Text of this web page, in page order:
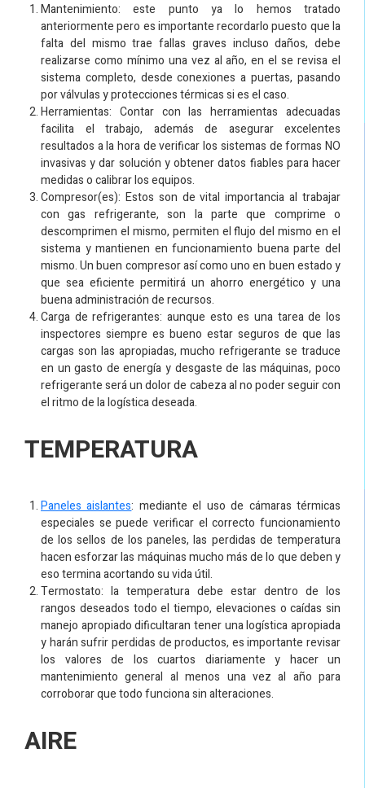
Mantenimiento: este punto ya lo hemos tratado
anteriormente pero es importante recordarlo puesto que la
falta del mismo trae fallas graves incluso daños, debe
realizarse como mínimo una vez al año, en el se revisa el
sistema completo, desde conexiones a puertas, pasando
por válvulas y protecciones térmicas si es el caso.
Herramientas: Contar con las herramientas adecuadas
facilita el trabajo, además de asegurar excelentes
resultados a la hora de verificar los sistemas de formas NO
invasivas y dar solución y obtener datos fiables para hacer
medidas o calibrar los equipos.
Compresor(es): Estos son de vital importancia al trabajar
con gas refrigerante, son la parte que comprime o
descomprimen el mismo, permiten el flujo del mismo en el
sistema y mantienen en funcionamiento buena parte del
mismo. Un buen compresor así como uno en buen estado y
que sea eficiente permitirá un ahorro energético y una
buena administración de recursos.
Carga de refrigerantes: aunque esto es una tarea de los
inspectores siempre es bueno estar seguros de que las
cargas son las apropiadas, mucho refrigerante se traduce
en un gasto de energía y desgaste de las máquinas, poco
refrigerante será un dolor de cabeza al no poder seguir con
el ritmo de la logística deseada.
TEMPERATURA
Paneles aislantes: mediante el uso de cámaras térmicas
especiales se puede verificar el correcto funcionamiento
de los sellos de los paneles, las perdidas de temperatura
hacen esforzar las máquinas mucho más de lo que deben y
eso termina acortando su vida útil.
Termostato: la temperatura debe estar dentro de los
rangos deseados todo el tiempo, elevaciones o caídas sin
manejo apropiado dificultaran tener una logística apropiada
y harán sufrir perdidas de productos, es importante revisar
los valores de los cuartos diariamente y hacer un
mantenimiento general al menos una vez al año para
corroborar que todo funciona sin alteraciones.
AIRE